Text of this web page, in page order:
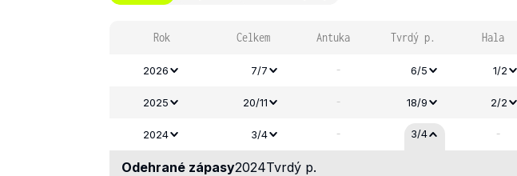
Rok Celkem Antuka Tvrdý p. Hala
2026 7/7 - 6/5 1/2
2025 20/11 - 18/9 2/2
2024 3/4 - 3/4 -
Odehrané zápasy2024Tvrdý p.